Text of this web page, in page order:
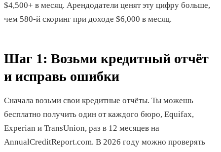
$4,500+ в месяц. Арендодатели ценят эту цифру больше,
чем 580-й скоринг при доходе $6,000 в месяц.
Шаг 1: Возьми кредитный отчёт
и исправь ошибки
Сначала возьми свои кредитные отчёты. Ты можешь
бесплатно получить один от каждого бюро, Equifax,
Experian и TransUnion, раз в 12 месяцев на
AnnualCreditReport.com. В 2026 году можно проверять